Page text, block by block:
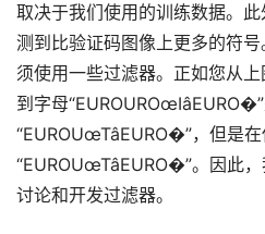
取决于我们使用的训练数据。
测到比验证码图像上更多的符
须使用一些过滤器。正如您从
到字母
“EUROUœTâEURO�”，但是
“EUROUœTâEURO�”。因此
讨论和开发过滤器。